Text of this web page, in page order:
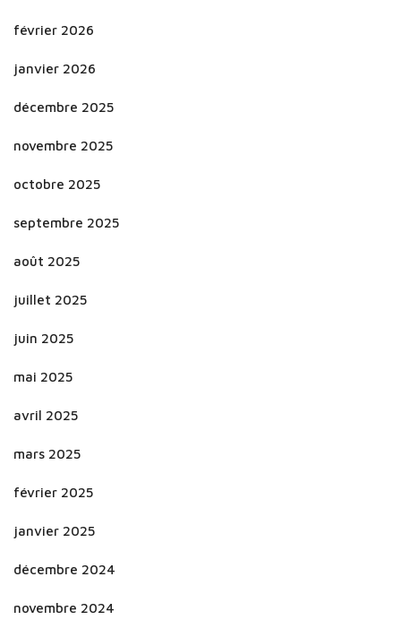
février 2026
janvier 2026
décembre 2025
novembre 2025
octobre 2025
septembre 2025
août 2025
juillet 2025
juin 2025
mai 2025
avril 2025
mars 2025
février 2025
janvier 2025
décembre 2024
novembre 2024